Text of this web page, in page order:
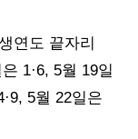
연도 끝자리
1·6, 5월 19일
5월 22일은